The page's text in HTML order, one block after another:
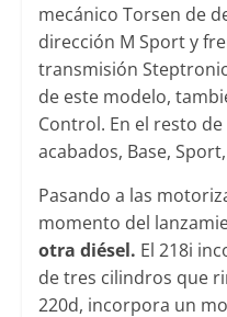
mecánico Torsen de
dirección M Sport y
transmisión
de este modelo,
Control. En el resto
acabados, Base,
Pasando a las
momento del
otra diésel. El 218i
de tres cilindros que
220d, incorpora un